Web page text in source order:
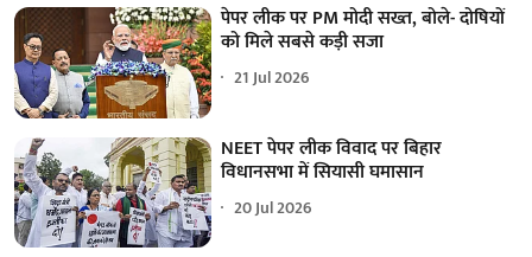
पेपर लीक पर PM मोदी सख्त, बोले- दोषियों
को मिले सबसे कड़ी सजा
21 Jul 2026
NEET पेपर लीक विवाद पर बिहार
विधानसभा में सियासी घमासान
20 Jul 2026